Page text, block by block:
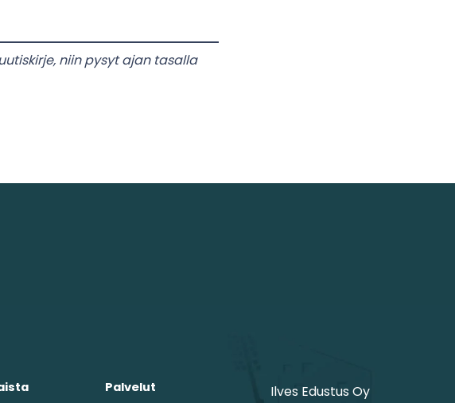
niin pysyt ajan tasalla
Palvelut Ilves Edustus Oy